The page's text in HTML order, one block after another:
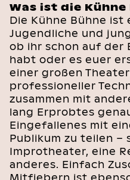
Was ist die Kühne
Die Kühne Bühne
Jugendliche und
ob ihr schon auf der
habt oder es euer
einer großen
professioneller
zusammen mit
lang Erprobtes
Eingefallenes mit
Publikum zu teilen –
Improtheater, eine
anderes. Einfach